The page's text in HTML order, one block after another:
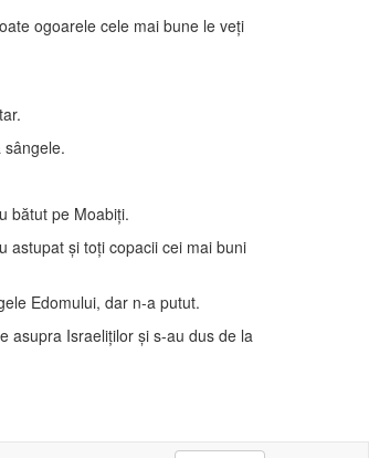
ogoarele cele mai bune le veţi
bătut pe Moabiţi.
astupat şi toţi copacii cei mai buni
Edomului, dar n-a putut.
asupra Israeliţilor şi s-au dus de la